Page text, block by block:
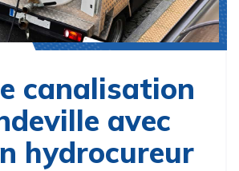
canalisation
avec
hydrocureur